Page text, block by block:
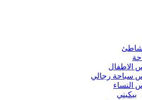
الاطفال
سباحة رجالي
النساء
بيكيني